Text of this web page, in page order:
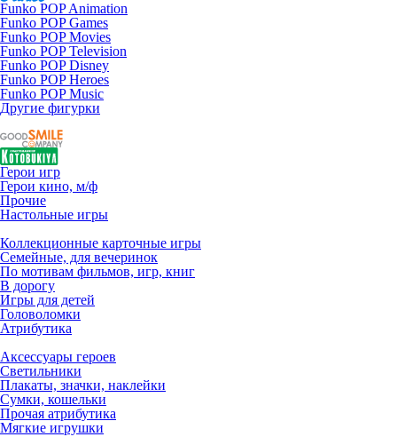
Funko POP Animation
Funko POP Games
Funko POP Movies
Funko POP Television
Funko POP Disney
Funko POP Heroes
Funko POP Music
Другие фигурки
Герои игр
Герои кино, м/ф
Прочие
Настольные игры
Коллекционные карточные игры
Семейные, для вечеринок
По мотивам фильмов, игр, книг
В дорогу
Игры для детей
Головоломки
Атрибутика
Аксессуары героев
Светильники
Плакаты, значки, наклейки
Сумки, кошельки
Прочая атрибутика
Мягкие игрушки